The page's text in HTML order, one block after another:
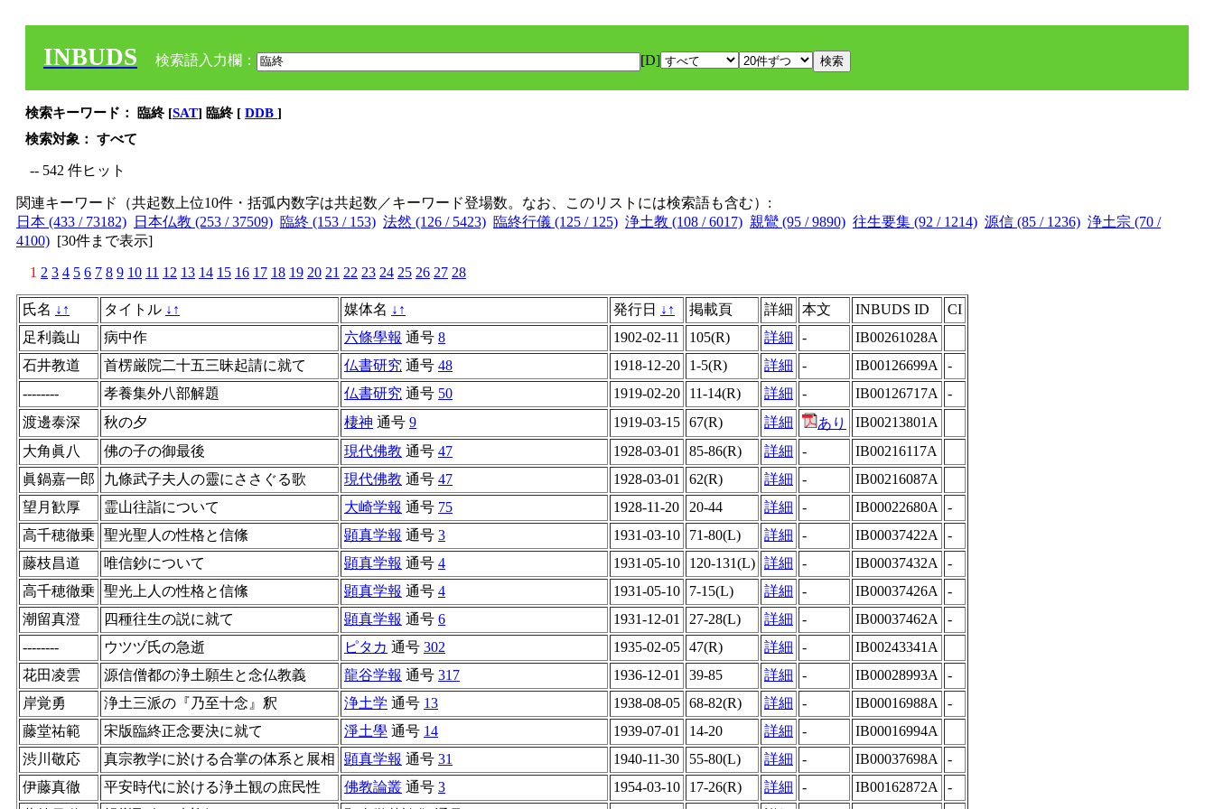
INBUDS 検索語入力欄： [D]
検索キーワード： 臨終 [SAT] 臨終 [ DDB ]
検索対象： すべて
-- 542 件ヒット
関連キーワード（共起数上位10件・括弧内数字は共起数／キーワード登場数。なお、このリストには検索語も含む）:
日本 (433 / 73182)
日本仏教 (253 / 37509) 臨終 (153 / 153) 法然 (126 / 5423) 臨終行儀 (125 / 125) 浄土教 (108 / 6017) 親鸞 (95 / 9890) 往生要集 (92 / 1214) 源信 (85 / 1236) 浄土宗 (70 /
4100) [30件まで表示]
1 2 3 4 5 6 7 8 9 10 11 12 13 14 15 16 17 18 19 20 21 22 23 24 25 26 27 28
氏名 ↓ ↑ タイトル ↓ ↑ 媒体名 ↓ ↑ 発行日 ↓ ↑ 掲載頁 詳細 本文 INBUDS ID
CI
足利義山
病中作 六條學報 通号 8 1902-02-11 105(R) 詳細 -
IB00261028A
石井教道
首楞厳院二十五三昧起請に就て 仏書研究 通号 48 1918-12-20 1-5(R) 詳細 - IB00126699A
-
--------
孝養集外八部解題 仏書研究 通号 50 1919-02-20 11-14(R) 詳細 - IB00126717A
-
渡邊泰深
秋の夕 棲神 通号 9 1919-03-15 67(R) 詳細 あり
IB00213801A
大角眞八
佛の子の御最後 現代佛教 通号 47 1928-03-01 85-86(R) 詳細 -
IB00216117A
眞鍋嘉一郎
九條武子夫人の靈にささぐる歌 現代佛教 通号 47 1928-03-01 62(R) 詳細 -
IB00216087A
望月歓厚
霊山往詣について 大崎学報 通号 75 1928-11-20 20-44 詳細 - IB00022680A
-
高千穂徹乗 聖光聖人の性格と信絛 顕真学報 通号 3 1931-03-10 71-80(L) 詳細 - IB00037422A
-
藤枝昌道
唯信鈔について 顕真学報 通号 4 1931-05-10 120-131(L) 詳細 - IB00037432A
-
高千穂徹乗 聖光上人の性格と信絛 顕真学報 通号 4 1931-05-10 7-15(L) 詳細 - IB00037426A
-
潮留真澄
四種往生の説に就て 顕真学報 通号 6 1931-12-01 27-28(L) 詳細 - IB00037462A
-
--------
ウツヅ氏の急逝 ピタカ 通号 302 1935-02-05 47(R) 詳細 -
IB00243341A
花田凌雲
源信僧都の浄土願生と念仏教義 龍谷学報 通号 317 1936-12-01 39-85 詳細 - IB00028993A
-
岸覚勇
浄土三派の『乃至十念』釈 浄土学 通号 13 1938-08-05 68-82(R) 詳細 - IB00016988A
-
藤堂祐範
宋版臨終正念要決に就て 淨土學 通号 14 1939-07-01 14-20 詳細 -
IB00016994A
渋川敬応
真宗教学に於ける合掌の体系と展相 顕真学報 通号 31 1940-11-30 55-80(L) 詳細 - IB00037698A
-
伊藤真徹
平安時代に於ける浄土観の庶民性 佛教論叢 通号 3 1954-03-10 17-26(R) 詳細 - IB00162872A
-